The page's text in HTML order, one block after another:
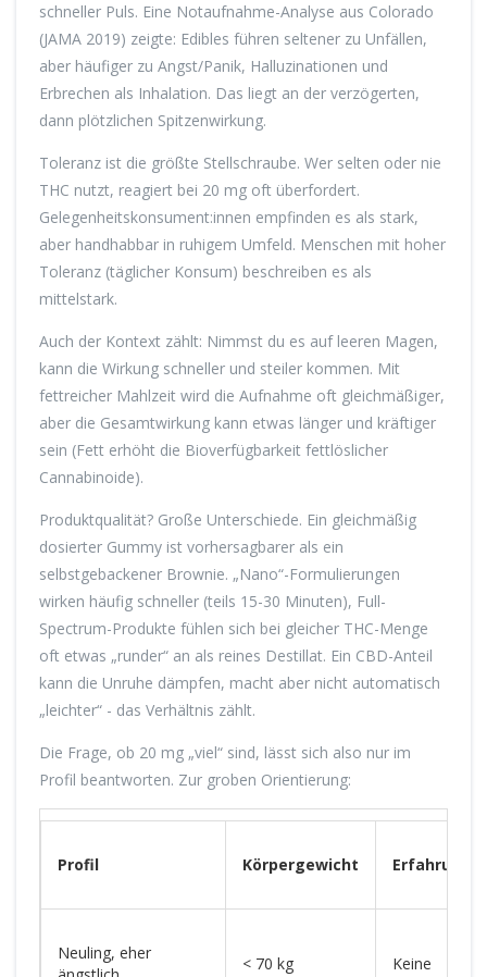
schneller Puls. Eine Notaufnahme-Analyse aus Colorado
(JAMA 2019) zeigte: Edibles führen seltener zu Unfällen,
aber häufiger zu Angst/Panik, Halluzinationen und
Erbrechen als Inhalation. Das liegt an der verzögerten,
dann plötzlichen Spitzenwirkung.
Toleranz ist die größte Stellschraube. Wer selten oder nie
THC nutzt, reagiert bei 20 mg oft überfordert.
Gelegenheitskonsument:innen empfinden es als stark,
aber handhabbar in ruhigem Umfeld. Menschen mit hoher
Toleranz (täglicher Konsum) beschreiben es als
mittelstark.
Auch der Kontext zählt: Nimmst du es auf leeren Magen,
kann die Wirkung schneller und steiler kommen. Mit
fettreicher Mahlzeit wird die Aufnahme oft gleichmäßiger,
aber die Gesamtwirkung kann etwas länger und kräftiger
sein (Fett erhöht die Bioverfügbarkeit fettlöslicher
Cannabinoide).
Produktqualität? Große Unterschiede. Ein gleichmäßig
dosierter Gummy ist vorhersagbarer als ein
selbstgebackener Brownie. „Nano“-Formulierungen
wirken häufig schneller (teils 15-30 Minuten), Full-
Spectrum-Produkte fühlen sich bei gleicher THC-Menge
oft etwas „runder“ an als reines Destillat. Ein CBD-Anteil
kann die Unruhe dämpfen, macht aber nicht automatisch
„leichter“ - das Verhältnis zählt.
Die Frage, ob 20 mg „viel“ sind, lässt sich also nur im
Profil beantworten. Zur groben Orientierung:
Profil Körpergewicht Erfahrung/
Neuling, eher
< 70 kg Keine